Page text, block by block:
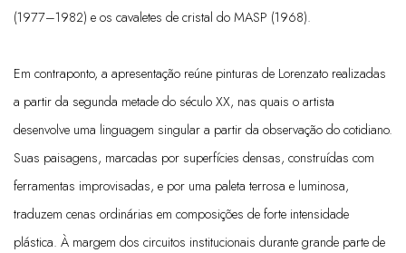
(1977–1982) e os cavaletes de cristal do MASP (1968).
Em contraponto, a apresentação reúne pinturas de Lorenzato realizadas
a partir da segunda metade do século XX, nas quais o artista
desenvolve uma linguagem singular a partir da observação do cotidiano.
Suas paisagens, marcadas por superfícies densas, construídas com
ferramentas improvisadas, e por uma paleta terrosa e luminosa,
traduzem cenas ordinárias em composições de forte intensidade
plástica. À margem dos circuitos institucionais durante grande parte de